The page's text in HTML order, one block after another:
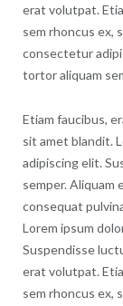
erat volutpat.
sem rhoncus ex,
consectetur
tortor aliquam
Etiam faucibus,
sit amet blandit.
adipiscing elit.
semper. Aliquam
consequat
Lorem ipsum
Suspendisse
erat volutpat.
sem rhoncus ex,